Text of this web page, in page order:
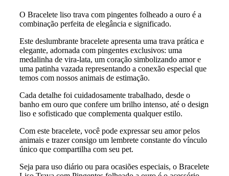
O Bracelete liso trava com pingentes folheado a ouro é a
combinação perfeita de elegância e significado.
Este deslumbrante bracelete apresenta uma trava prática e
elegante, adornada com pingentes exclusivos: uma
medalinha de vira-lata, um coração simbolizando amor e
uma patinha vazada representando a conexão especial que
temos com nossos animais de estimação.
Cada detalhe foi cuidadosamente trabalhado, desde o
banho em ouro que confere um brilho intenso, até o design
liso e sofisticado que complementa qualquer estilo.
Com este bracelete, você pode expressar seu amor pelos
animais e trazer consigo um lembrete constante do vínculo
único que compartilha com seu pet.
Seja para uso diário ou para ocasiões especiais, o Bracelete